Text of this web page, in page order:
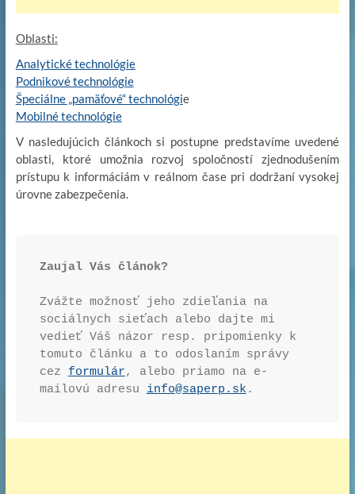
Oblasti:
Analytické technológie
Podnikové technológie
Špeciálne „pamäťové“ technológie
Mobilné technológie
V nasledujúcich článkoch si postupne predstavíme uvedené
oblasti, ktoré umožnia rozvoj spoločností zjednodušením
prístupu k informáciám v reálnom čase pri dodržaní vysokej
úrovne zabezpečenia.
Zaujal Vás článok?
Zvážte možnosť jeho zdieľania na
sociálnych sieťach alebo dajte mi
vedieť Váš názor resp. pripomienky k
tomuto článku a to odoslaním správy
cez formulár, alebo priamo na e-
mailovú adresu info@saperp.sk .